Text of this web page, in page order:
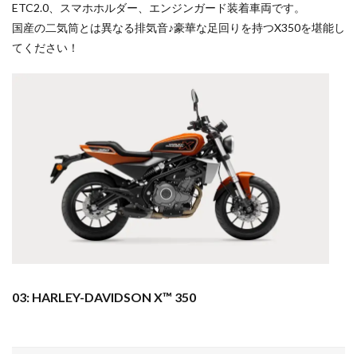
ETC2.0、スマホホルダー、エンジンガード装着車両です。
国産の二気筒とは異なる排気音♪豪華な足回りを持つX350を堪能し
てください！
03: HARLEY-DAVIDSON X™ 350